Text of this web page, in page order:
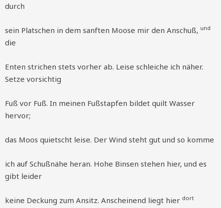
durch
sein Platschen in dem sanften Moose mir den Anschuß, und
die
Enten strichen stets vorher ab. Leise schleiche ich näher.
Setze vorsichtig
Fuß vor Fuß. In meinen Fußstapfen bildet quilt Wasser
hervor;
das Moos quietscht leise. Der Wind steht gut und so komme
ich auf Schußnähe heran. Hohe Binsen stehen hier, und es
gibt leider
keine Deckung zum Ansitz. Anscheinend liegt hier dort